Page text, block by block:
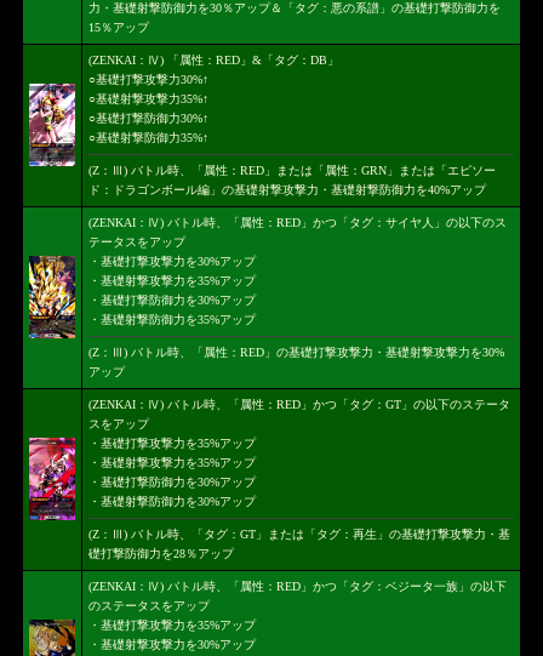
力・基礎射撃防御力を30％アップ＆「タグ：悪の系譜」の基礎打撃防御力を
15％アップ
(ZENKAI：Ⅳ) 「属性：RED」&「タグ：DB」
○基礎打撃攻撃力30%↑
○基礎射撃攻撃力35%↑
○基礎打撃防御力30%↑
○基礎射撃防御力35%↑
(Z：Ⅲ) バトル時、「属性：RED」または「属性：GRN」または「エピソー
ド：ドラゴンボール編」の基礎射撃攻撃力・基礎射撃防御力を40%アップ
(ZENKAI：Ⅳ) バトル時、「属性：RED」かつ「タグ：サイヤ人」の以下のス
テータスをアップ
・基礎打撃攻撃力を30%アップ
・基礎射撃攻撃力を35%アップ
・基礎打撃防御力を30%アップ
・基礎射撃防御力を35%アップ
(Z：Ⅲ) バトル時、「属性：RED」の基礎打撃攻撃力・基礎射撃攻撃力を30%
アップ
(ZENKAI：Ⅳ) バトル時、「属性：RED」かつ「タグ：GT」の以下のステータ
スをアップ
・基礎打撃攻撃力を35%アップ
・基礎射撃攻撃力を35%アップ
・基礎打撃防御力を30%アップ
・基礎射撃防御力を30%アップ
(Z：Ⅲ) バトル時、「タグ：GT」または「タグ：再生」の基礎打撃攻撃力・基
礎打撃防御力を28％アップ
(ZENKAI：Ⅳ) バトル時、「属性：RED」かつ「タグ：ベジータ一族」の以下
のステータスをアップ
・基礎打撃攻撃力を35%アップ
・基礎射撃攻撃力を30%アップ